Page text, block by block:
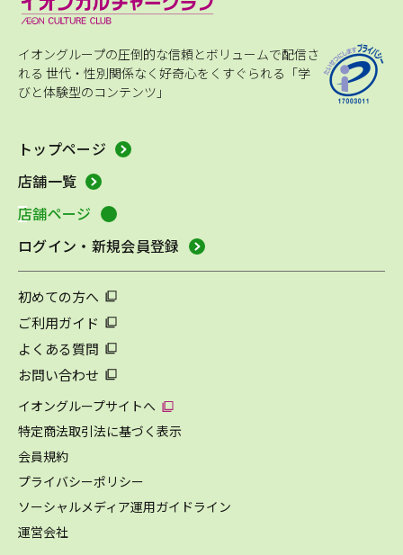
イオングループの圧倒的な信頼とボリュームで配信さ
れる 世代・性別関係なく好奇心をくすぐられる「学
びと体験型のコンテンツ」
トップページ
店舗一覧
店舗ページ
ログイン・新規会員登録
初めての方へ
ご利用ガイド
よくある質問
お問い合わせ
イオングループサイトへ
特定商法取引法に基づく表示
会員規約
プライバシーポリシー
ソーシャルメディア運用ガイドライン
運営会社